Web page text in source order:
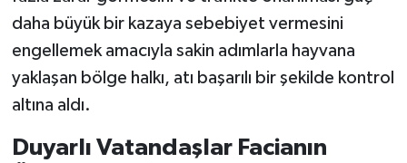
daha büyük bir kazaya sebebiyet vermesini
engellemek amacıyla sakin adımlarla hayvana
yaklaşan bölge halkı, atı başarılı bir şekilde kontrol
altına aldı.
Duyarlı Vatandaşlar Facianın